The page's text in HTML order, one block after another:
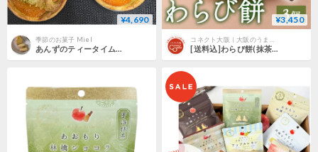
¥4,690
季節のお菓子 Miel
あんずのティータイムセット(7月28日発送分)
¥3,450
[送料込]わらび餅(抹茶蜜&抹茶3個)【広寿苑】